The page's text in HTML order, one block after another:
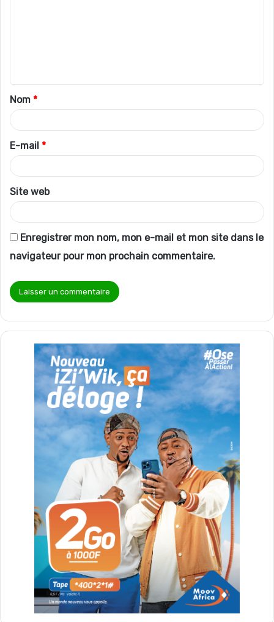
t
a
i
r
e
*
Nom *
E-mail *
Site web
Enregistrer mon nom, mon e-mail et mon site dans le
navigateur pour mon prochain commentaire.